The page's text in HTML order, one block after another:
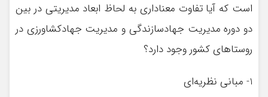
است كه آيا تفاوت معناداري به لحاظ ابعاد مديريتي در بين
دو دوره مديريت جهادسازندگي و مديريت جهادكشاورزي در
روستاهاي كشور وجود دارد؟
1- مباني نظريه‌اي